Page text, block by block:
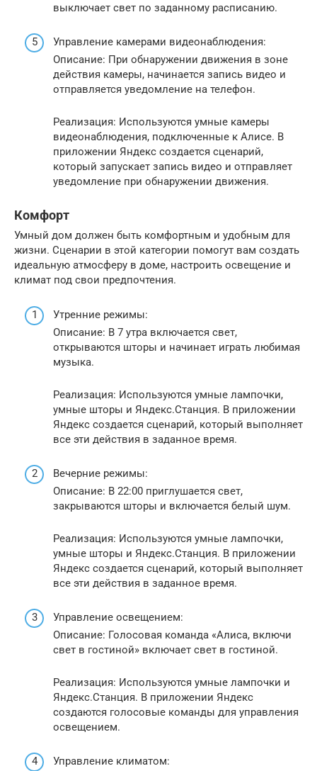
выключает свет по заданному расписанию.
Управление камерами видеонаблюдения:
Описание: При обнаружении движения в зоне
действия камеры, начинается запись видео и
отправляется уведомление на телефон.
Реализация: Используются умные камеры
видеонаблюдения, подключенные к Алисе. В
приложении Яндекс создается сценарий,
который запускает запись видео и отправляет
уведомление при обнаружении движения.
Комфорт
Умный дом должен быть комфортным и удобным для
жизни. Сценарии в этой категории помогут вам создать
идеальную атмосферу в доме, настроить освещение и
климат под свои предпочтения.
Утренние режимы:
Описание: В 7 утра включается свет,
открываются шторы и начинает играть любимая
музыка.
Реализация: Используются умные лампочки,
умные шторы и Яндекс.Станция. В приложении
Яндекс создается сценарий, который выполняет
все эти действия в заданное время.
Вечерние режимы:
Описание: В 22:00 приглушается свет,
закрываются шторы и включается белый шум.
Реализация: Используются умные лампочки,
умные шторы и Яндекс.Станция. В приложении
Яндекс создается сценарий, который выполняет
все эти действия в заданное время.
Управление освещением:
Описание: Голосовая команда «Алиса, включи
свет в гостиной» включает свет в гостиной.
Реализация: Используются умные лампочки и
Яндекс.Станция. В приложении Яндекс
создаются голосовые команды для управления
освещением.
Управление климатом: